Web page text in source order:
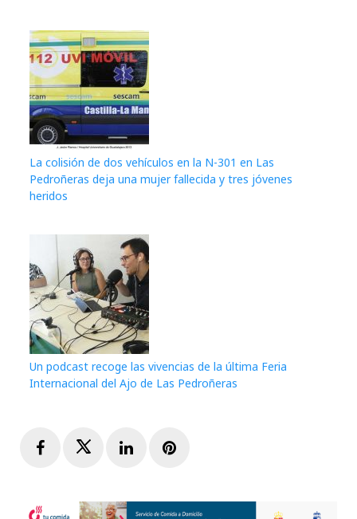
La colisión de dos vehículos en la N-301 en Las
Pedroñeras deja una mujer fallecida y tres jóvenes
heridos
Un podcast recoge las vivencias de la última Feria
Internacional del Ajo de Las Pedroñeras
FacebookTwitterLinkedInPinterest